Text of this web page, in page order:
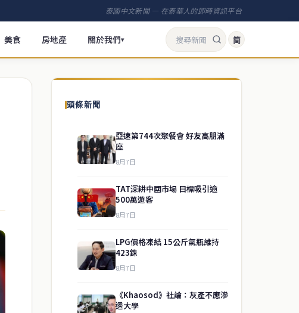
泰國中文新聞 — 在泰華人的即時資訊平台
美食 房地產 關於我們▾ 简
頭條新聞
亞速第744次聚餐會 好友高朋滿
座
8月7日
TAT深耕中國市場 目標吸引逾
500萬遊客
8月7日
LPG價格凍結 15公斤氣瓶維持
423銖
8月7日
《Khaosod》社論：灰產不應滲
透大學